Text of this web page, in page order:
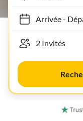
Arrivée-